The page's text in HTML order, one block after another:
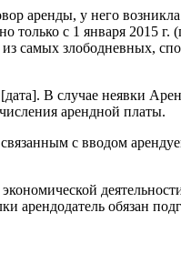
аренды, у него
только с 1 января 2015
самых злободневных,
В случае неявки
арендной платы.
с вводом
арендодатель обязан